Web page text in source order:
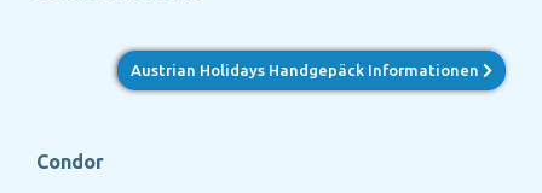
Austrian Holidays Handgepäck Informationen
Condor